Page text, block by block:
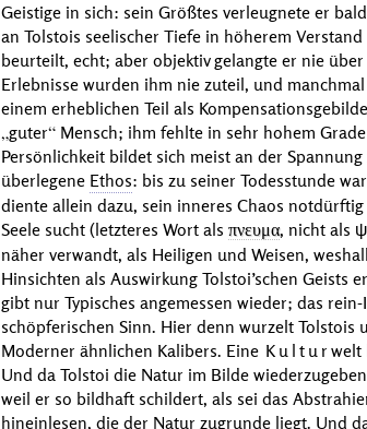
Geistige in sich: sein Größtes verleugnete er
an Tolstois seelischer Tiefe in höherem
beurteilt, echt; aber objektiv gelangte er nie
Erlebnisse wurden ihm nie zuteil, und
einem erheblichen Teil als
guter
Mensch; ihm fehlte in sehr hohem
Persönlichkeit bildet sich meist an der
überlegene Ethos: bis zu seiner Todesstunde
diente allein dazu, sein inneres Chaos
Seele sucht (letzteres Wort als πνευμα, nicht als
näher verwandt, als Heiligen und Weisen,
Hinsichten als Auswirkung Tolstoi’schen Geists
gibt nur Typisches angemessen wieder; das
schöpferischen Sinn. Hier denn wurzelt Tolstois
Moderner ähnlichen Kalibers. Eine Kultur welt
Und da Tolstoi die Natur im Bilde
weil er so bildhaft schildert, als sei das
hineinlesen, die der Natur zugrunde liegt. Und